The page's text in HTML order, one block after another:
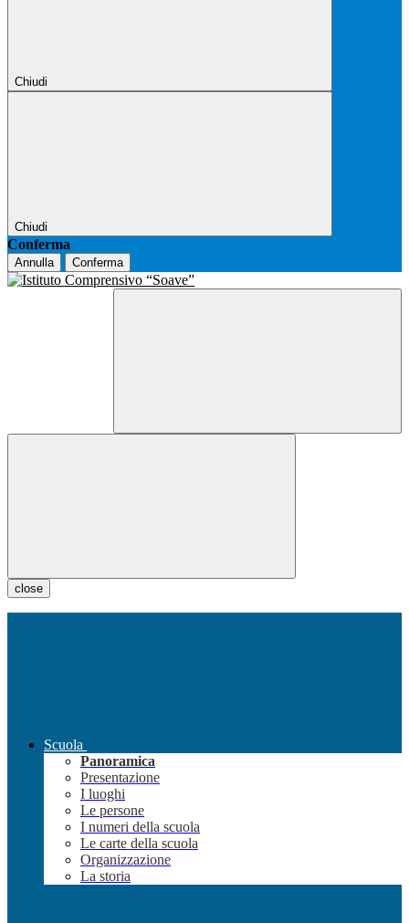
Chiudi
Chiudi
Conferma
Annulla Conferma
close
Scuola
Panoramica
Presentazione
I luoghi
Le persone
I numeri della scuola
Le carte della scuola
Organizzazione
La storia